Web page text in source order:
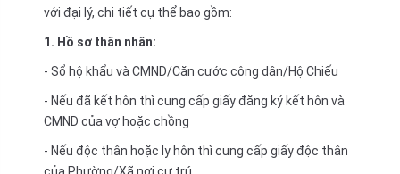
với đại lý, chi tiết cụ thể bao gồm:
1. Hồ sơ thân nhân:
- Sổ hộ khẩu và CMND/Căn cước công dân/Hộ Chiếu
- Nếu đã kết hôn thì cung cấp giấy đăng ký kết hôn và
CMND của vợ hoặc chồng
- Nếu độc thân hoặc ly hôn thì cung cấp giấy độc thân